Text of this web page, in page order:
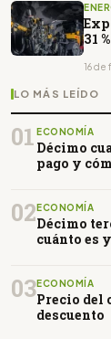
31
16 de
LO MÁS LEÍDO
01 ECONOMÍA
Décimo
pago y
02ECONOMÍA
Décimo
cuánto es
03ECONOMÍA
Precio del
descuento